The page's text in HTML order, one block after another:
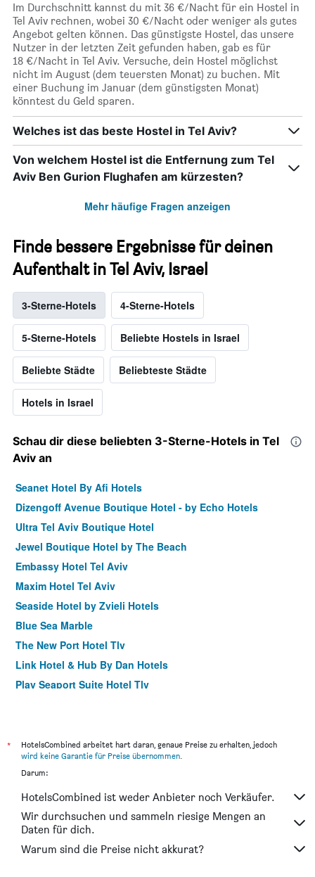
Im Durchschnitt kannst du mit 36 €/Nacht für ein Hostel in
Tel Aviv rechnen, wobei 30 €/Nacht oder weniger als gutes
Angebot gelten können. Das günstigste Hostel, das unsere
Nutzer in der letzten Zeit gefunden haben, gab es für
18 €/Nacht in Tel Aviv. Versuche, dein Hostel möglichst
nicht im August (dem teuersten Monat) zu buchen. Mit
einer Buchung im Januar (dem günstigsten Monat)
könntest du Geld sparen.
Welches ist das beste Hostel in Tel Aviv?
Von welchem Hostel ist die Entfernung zum Tel
Aviv Ben Gurion Flughafen am kürzesten?
Mehr häufige Fragen anzeigen
Finde bessere Ergebnisse für deinen
Aufenthalt in Tel Aviv, Israel
3-Sterne-Hotels 4-Sterne-Hotels
5-Sterne-Hotels Beliebte Hostels in Israel
Beliebte Städte Beliebteste Städte
Hotels in Israel
Schau dir diese beliebten 3-Sterne-Hotels in Tel
Aviv an
Seanet Hotel By Afi Hotels
Dizengoff Avenue Boutique Hotel - by Echo Hotels
Ultra Tel Aviv Boutique Hotel
Jewel Boutique Hotel by The Beach
Embassy Hotel Tel Aviv
Maxim Hotel Tel Aviv
Seaside Hotel by Zvieli Hotels
Blue Sea Marble
The New Port Hotel Tlv
Link Hotel & Hub By Dan Hotels
Play Seaport Suite Hotel Tlv
Melody Hotel - an Atlas Boutique Hotel
Poli Urban
Liber Tel Aviv Sea Shore Suites by Raphael Hotels
The Vera
Idelson Hotel
*
HotelsCombined arbeitet hart daran, genaue Preise zu erhalten, jedoch
wird keine Garantie für Preise übernommen.
Darum:
HotelsCombined ist weder Anbieter noch Verkäufer.
Wir durchsuchen und sammeln riesige Mengen an
Daten für dich.
Warum sind die Preise nicht akkurat?